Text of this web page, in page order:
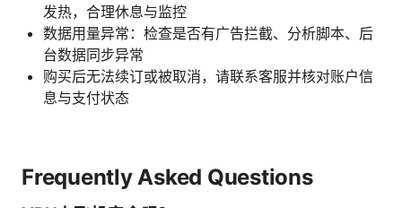
发热，合理休息与监控
数据用量异常：检查是否有广告拦截、分析脚本、后
台数据同步异常
购买后无法续订或被取消，请联系客服并核对账户信
息与支付状态
Frequently Asked Questions